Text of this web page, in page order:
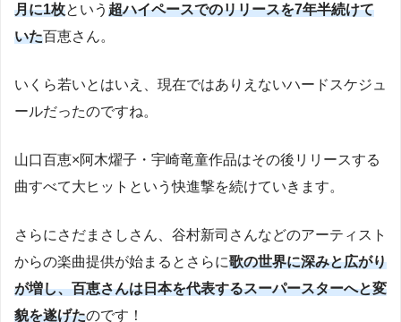
月に1枚という 超ハイペースでのリリースを7年半続けて
いた百恵さん。
いくら若いとはいえ、現在ではありえないハードスケジュ
ールだったのですね。
山口百恵×阿木燿子・宇崎竜童作品はその後リリースする
曲すべて大ヒットという快進撃を続けていきます。
さらにさだまさしさん、谷村新司さんなどのアーティスト
からの楽曲提供が始まるとさらに歌の世界に深みと広がり
が増し、百恵さんは日本を代表するスーパースターへと変
貌を遂げたのです！